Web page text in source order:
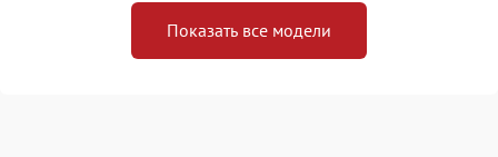
Показать все модели